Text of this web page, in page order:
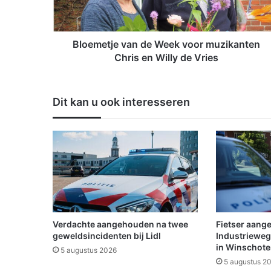
t
j
e
W
e
e
v
o
o
r
m
u
z
i
Bloemetje van de Week voor muzikanten
Chris en Willy de Vries
Dit kan u ook interesseren
Verdachte aangehouden na twee
geweldsincidenten bij Lidl
5 augustus 2026
Fietser
in
5 augustus